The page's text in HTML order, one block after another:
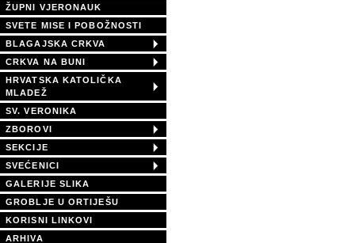
ŽUPNI VJERONAUK
SVETE MISE I POBOŽNOSTI
BLAGAJSKA CRKVA
CRKVA NA BUNI
HRVATSKA KATOLIČKA
MLADEŽ
SV. VERONIKA
ZBOROVI
SEKCIJE
SVEĆENICI
GALERIJE SLIKA
GROBLJE U ORTIJEŠU
KORISNI LINKOVI
ARHIVA